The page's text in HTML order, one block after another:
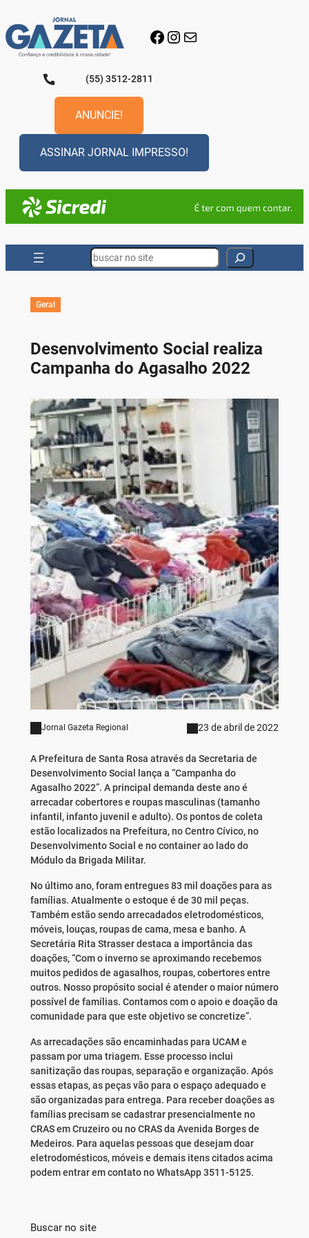
para
o
conteúdo
Facebook
Instagram
E-mail
(55) 3512-2811
ANUNCIE!
ASSINAR JORNAL IMPRESSO!
Search
Geral
Desenvolvimento Social realiza
Campanha do Agasalho 2022
Jornal Gazeta Regional 23 de abril de 2022
A Prefeitura de Santa Rosa através da Secretaria de
Desenvolvimento Social lança a “Campanha do
Agasalho 2022”. A principal demanda deste ano é
arrecadar cobertores e roupas masculinas (tamanho
infantil, infanto juvenil e adulto). Os pontos de coleta
estão localizados na Prefeitura, no Centro Cívico, no
Desenvolvimento Social e no container ao lado do
Módulo da Brigada Militar.
No último ano, foram entregues 83 mil doações para as
famílias. Atualmente o estoque é de 30 mil peças.
Também estão sendo arrecadados eletrodomésticos,
móveis, louças, roupas de cama, mesa e banho. A
Secretária Rita Strasser destaca a importância das
doações, “Com o inverno se aproximando recebemos
muitos pedidos de agasalhos, roupas, cobertores entre
outros. Nosso propósito social é atender o maior número
possível de famílias. Contamos com o apoio e doação da
comunidade para que este objetivo se concretize”.
As arrecadações são encaminhadas para UCAM e
passam por uma triagem. Esse processo inclui
sanitização das roupas, separação e organização. Após
essas etapas, as peças vão para o espaço adequado e
são organizadas para entrega. Para receber doações as
famílias precisam se cadastrar presencialmente no
CRAS em Cruzeiro ou no CRAS da Avenida Borges de
Medeiros. Para aquelas pessoas que desejam doar
eletrodomésticos, móveis e demais itens citados acima
podem entrar em contato no WhatsApp 3511-5125.
Buscar no site